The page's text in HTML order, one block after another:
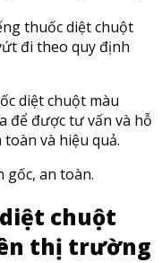
thuốc diệt chuột
đi theo quy định
diệt chuột màu
để được tư vấn và hỗ
và hiệu quả.
gốc, an toàn.
chuột
thị trường